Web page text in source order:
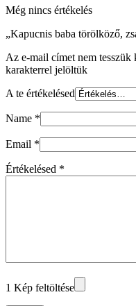
Még nincs értékelés
„Kapucnis baba törölköző,
Az e-mail címet nem tesszük
karakterrel jelöltük
A te értékelésed
Name *
Email *
Értékelésed *
1 Kép feltöltése